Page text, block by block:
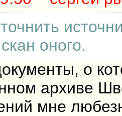
оного.
о
архиве
мне